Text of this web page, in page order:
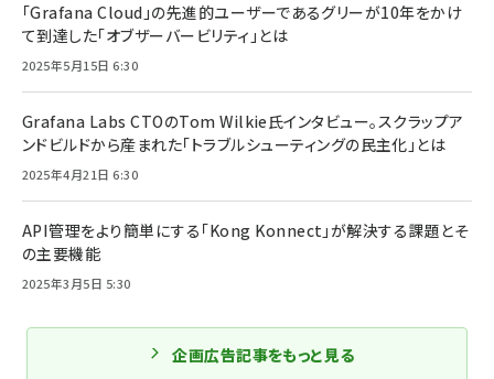
「Grafana Cloud」の先進的ユーザーであるグリーが10年をかけ
て到達した「オブザーバービリティ」とは
2025年5月15日 6:30
Grafana Labs CTOのTom Wilkie氏インタビュー。スクラップア
ンドビルドから産まれた「トラブルシューティングの民主化」とは
2025年4月21日 6:30
API管理をより簡単にする「Kong Konnect」が解決する課題とそ
の主要機能
2025年3月5日 5:30
企画広告記事をもっと見る